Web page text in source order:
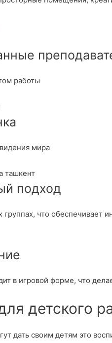
работы
мира
подход
группах, что обеспечивает
в игровой форме, что
детского
дать своим детям это